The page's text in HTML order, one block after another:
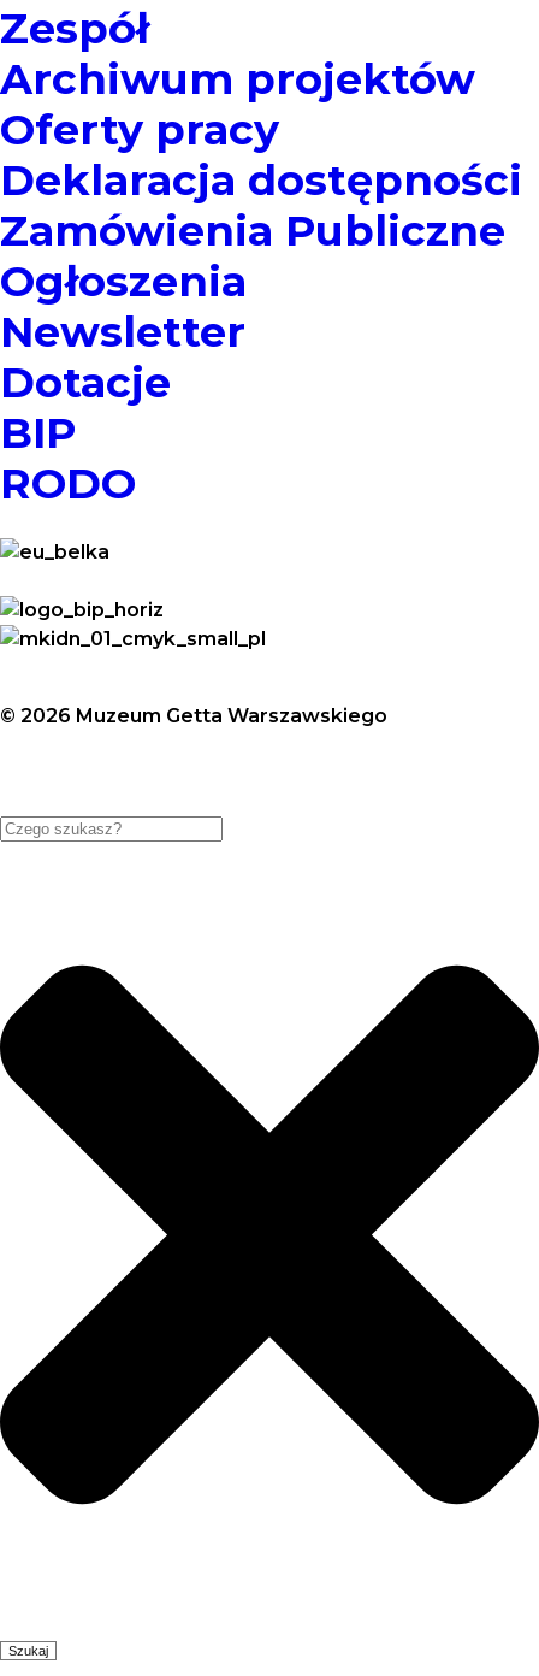
Zespół
Archiwum projektów
Oferty pracy
Deklaracja dostępności
Zamówienia Publiczne
Ogłoszenia
Newsletter
Dotacje
BIP
RODO
© 2026 Muzeum Getta Warszawskiego
Szukaj